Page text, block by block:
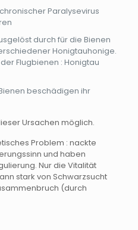
Paralysevirus
durch für die Bienen
Honigtauhonige.
Flugbienen : Honigtau
beschädigen ihr
Ursachen möglich.
Problem : nackte
und haben
Nur die Vitalität
stark von Schwarzsucht
(durch